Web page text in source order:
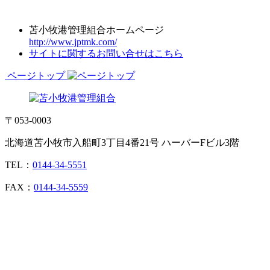
苫小牧港管理組合ホームページ
http://www.jptmk.com/
サイトに関するお問い合せはこちら
ページトップ
〒053-0003
北海道苫小牧市入船町3丁目4番21号 ハーバーFビル3階
TEL： 0144-34-5551
FAX： 0144-34-5559